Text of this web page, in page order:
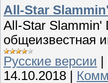
All-Star
All-Star Slammin'
общеизвестная
Русские версии |
14.10.2018 |